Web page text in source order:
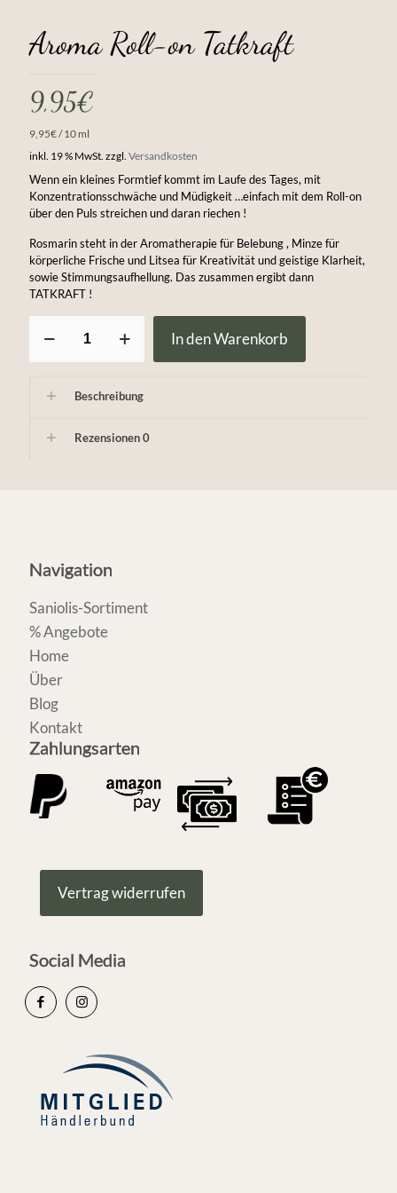
Aroma Roll-on Tatkraft
9,95€
9,95€/10 ml
inkl. 19 % MwSt. zzgl. Versandkosten
Wenn ein kleines Formtief kommt im Laufe des Tages, mit
Konzentrationsschwäche und Müdigkeit …einfach mit dem Roll-on
über den Puls streichen und daran riechen !
Rosmarin steht in der Aromatherapie für Belebung , Minze für
körperliche Frische und Litsea für Kreativität und geistige Klarheit,
sowie Stimmungsaufhellung. Das zusammen ergibt dann
TATKRAFT !
Roll-
Menge
In den Warenkorb
Beschreibung
Rezensionen0
Navigation
Saniolis-Sortiment
% Angebote
Home
Über
Blog
Kontakt
Zahlungsarten
Vertrag widerrufen
Social Media